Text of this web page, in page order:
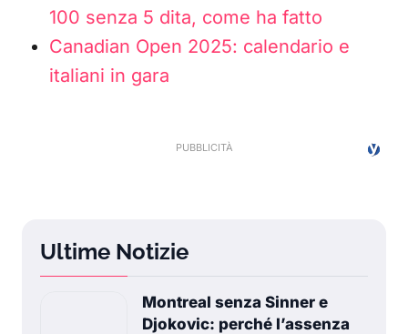
100 senza 5 dita, come ha fatto
Canadian Open 2025: calendario e
italiani in gara
Ultime Notizie
Montreal senza Sinner e
Djokovic: perché l’assenza